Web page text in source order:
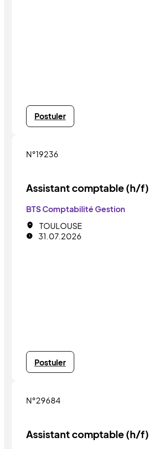
Postuler
N°19236
Assistant comptable (h/f)
BTS Comptabilité Gestion
TOULOUSE
31.07.2026
Postuler
N°29684
Assistant comptable (h/f)